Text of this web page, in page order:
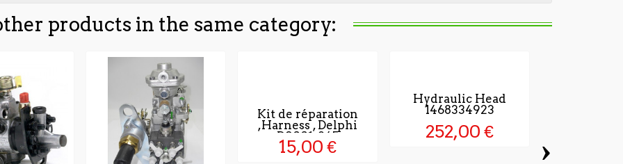
products in the same category:
Kit de réparation
,Harness , Delphi
D9001-845
15,00 €
Hydraulic Head
1468334923
252,00 € ›